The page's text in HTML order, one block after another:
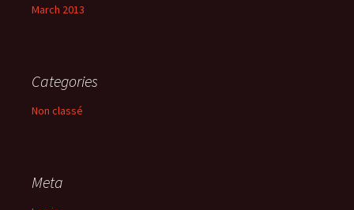
March 2013
Categories
Non classé
Meta